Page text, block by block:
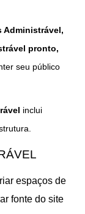
Administrável,
pronto,
seu público
inclui
espaços de
fonte do site